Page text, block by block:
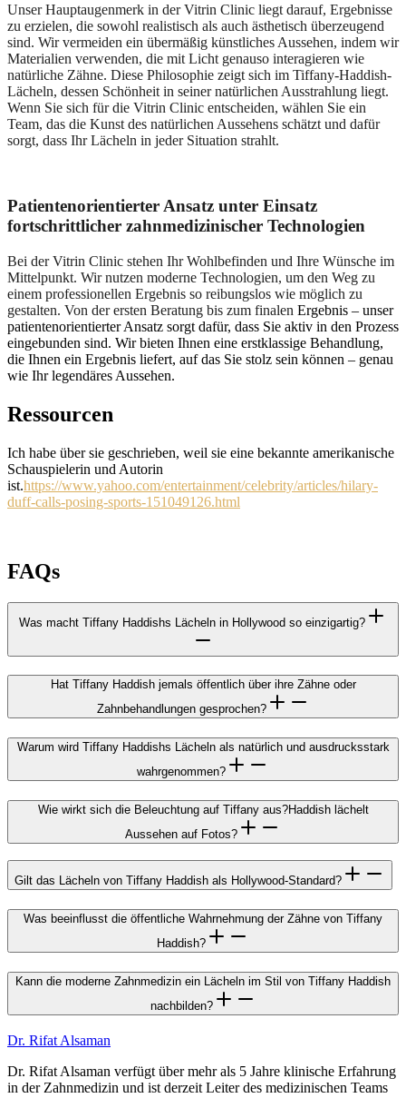
Unser Hauptaugenmerk in der Vitrin Clinic liegt darauf, Ergebnisse
zu erzielen, die sowohl realistisch als auch ästhetisch überzeugend
sind. Wir vermeiden ein übermäßig künstliches Aussehen, indem wir
Materialien verwenden, die mit Licht genauso interagieren wie
natürliche Zähne. Diese Philosophie zeigt sich im Tiffany-Haddish-
Lächeln, dessen Schönheit in seiner natürlichen Ausstrahlung liegt.
Wenn Sie sich für die Vitrin Clinic entscheiden, wählen Sie ein
Team, das die Kunst des natürlichen Aussehens schätzt und dafür
sorgt, dass Ihr Lächeln in jeder Situation strahlt.
Patientenorientierter Ansatz unter Einsatz
fortschrittlicher zahnmedizinischer Technologien
Bei der Vitrin Clinic stehen Ihr Wohlbefinden und Ihre Wünsche im
Mittelpunkt. Wir nutzen moderne Technologien, um den Weg zu
einem professionellen Ergebnis so reibungslos wie möglich zu
gestalten. Von der ersten Beratung bis zum finalen Ergebnis – unser
patientenorientierter Ansatz sorgt dafür, dass Sie aktiv in den Prozess
eingebunden sind. Wir bieten Ihnen eine erstklassige Behandlung,
die Ihnen ein Ergebnis liefert, auf das Sie stolz sein können – genau
wie Ihr legendäres Aussehen.
Ressourcen
Ich habe über sie geschrieben, weil sie eine bekannte amerikanische
Schauspielerin und Autorin
ist.https://www.yahoo.com/entertainment/celebrity/articles/hilary-
duff-calls-posing-sports-151049126.html
FAQs
Was macht Tiffany Haddishs Lächeln in Hollywood so einzigartig?
Hat Tiffany Haddish jemals öffentlich über ihre Zähne oder
Zahnbehandlungen gesprochen?
Warum wird Tiffany Haddishs Lächeln als natürlich und ausdrucksstark
wahrgenommen?
Wie wirkt sich die Beleuchtung auf Tiffany aus?Haddish lächelt
Aussehen auf Fotos?
Gilt das Lächeln von Tiffany Haddish als Hollywood-Standard?
Was beeinflusst die öffentliche Wahrnehmung der Zähne von Tiffany
Haddish?
Kann die moderne Zahnmedizin ein Lächeln im Stil von Tiffany Haddish
nachbilden?
Dr. Rifat Alsaman
Dr. Rifat Alsaman verfügt über mehr als 5 Jahre klinische Erfahrung
in der Zahnmedizin und ist derzeit Leiter des medizinischen Teams